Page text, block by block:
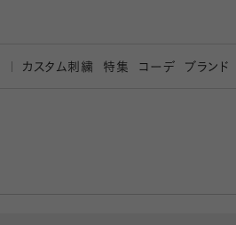
カスタム刺繍 特集 コーデ ブランド